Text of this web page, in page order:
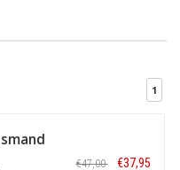
meten. Niet gek, want
broden in mee, op weg
het moderne tijdsbeeld.
voor de fiets!
1
€47,00 €37,95